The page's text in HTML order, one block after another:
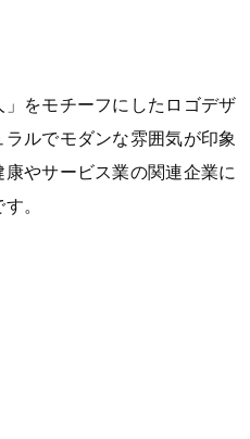
」をモチーフにしたロゴデザ
ルでモダンな雰囲気が印象
やサービス業の関連企業に
。